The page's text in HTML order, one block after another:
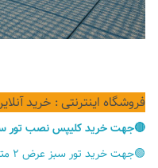
فروشگاه اینترنتی : خرید
🔴جهت خرید کلیپس نصب تور
🟢جهت خرید تور سبز عرض ۲ متر کلیک کنید🟢